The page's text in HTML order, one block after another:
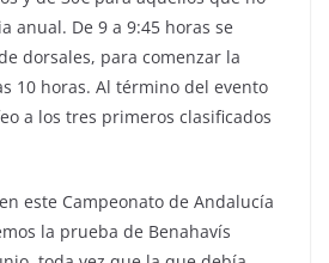
anual. De 9 a 9:45 horas se
dorsales, para comenzar la
10 horas. Al término del evento
a los tres primeros clasificados
este Campeonato de Andalucía
la prueba de Benahavís